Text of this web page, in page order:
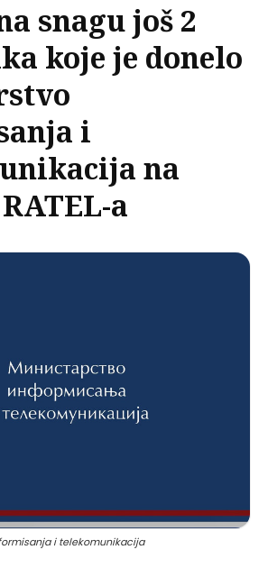
snagu još 2
koje je donelo
i
na
a
i telekomunikacija